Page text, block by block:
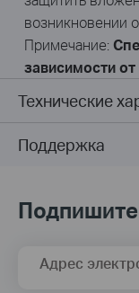
возникновении
Примечание:
зависимости
Технические
Поддержка
Адрес